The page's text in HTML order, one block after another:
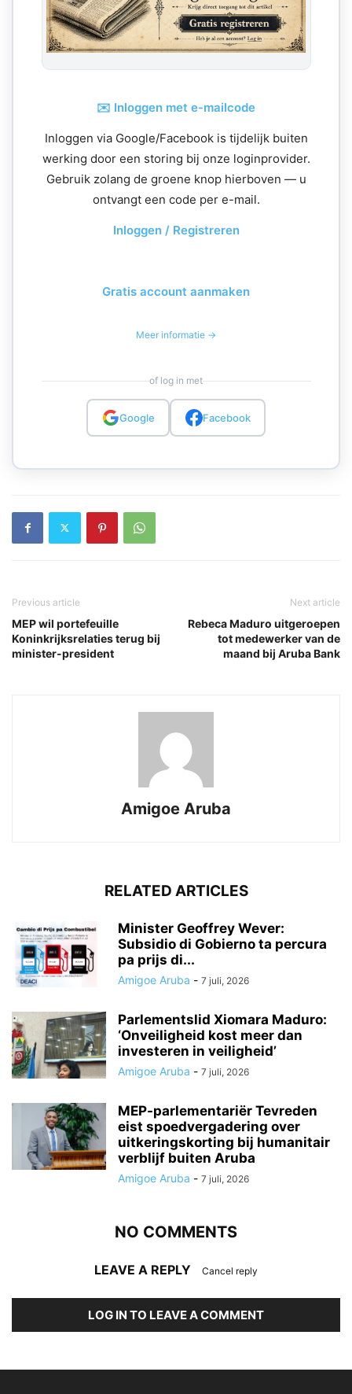
✉️ Inloggen met e-mailcode
Inloggen via Google/Facebook is tijdelijk buiten
werking door een storing bij onze loginprovider.
Gebruik zolang de groene knop hierboven — u
ontvangt een code per e-mail.
Inloggen / Registreren
Gratis account aanmaken
Meer informatie →
of log in met
Google Facebook
Previous article
MEP wil portefeuille
Koninkrijksrelaties terug bij
minister-president
Next article
Rebeca Maduro uitgeroepen
tot medewerker van de
maand bij Aruba Bank
Amigoe Aruba
RELATED ARTICLES
Minister Geoffrey Wever:
Subsidio di Gobierno ta percura
pa prijs di...
Amigoe Aruba - 7 juli, 2026
Parlementslid Xiomara Maduro:
‘Onveiligheid kost meer dan
investeren in veiligheid’
Amigoe Aruba - 7 juli, 2026
MEP-parlementariër Tevreden
eist spoedvergadering over
uitkeringskorting bij humanitair
verblijf buiten Aruba
Amigoe Aruba - 7 juli, 2026
NO COMMENTS
LEAVE A REPLY Cancel reply
LOG IN TO LEAVE A COMMENT